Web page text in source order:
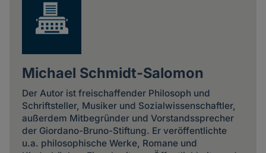
Michael Schmidt-Salomon
Der Autor ist freischaffender Philosoph und
Schriftsteller, Musiker und Sozialwissenschaftler,
außerdem Mitbegründer und Vorstandssprecher
der Giordano-Bruno-Stiftung. Er veröffentlichte
u.a. philosophische Werke, Romane und